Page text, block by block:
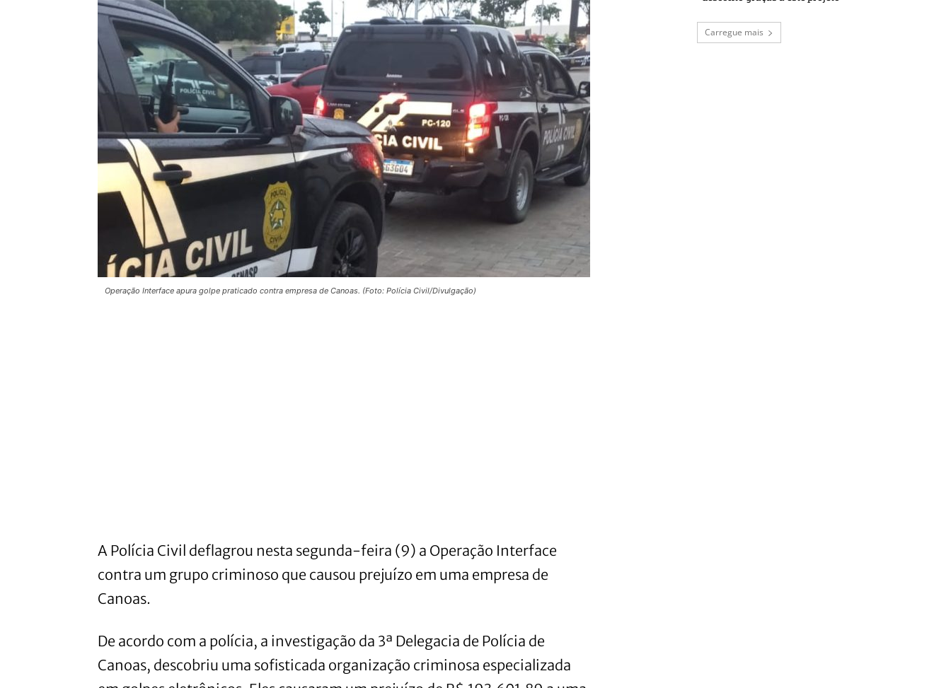
Operação Interface apura golpe praticado contra empresa de Canoas. (Foto: Polícia Civil/Divulgação)
A Polícia Civil deflagrou nesta segunda-feira (9) a Operação Interface
contra um grupo criminoso que causou prejuízo em uma empresa de
Canoas.
De acordo com a polícia, a investigação da 3ª Delegacia de Polícia de
Canoas, descobriu uma sofisticada organização criminosa especializada
Carregue mais